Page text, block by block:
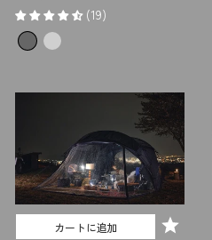
(19)
カートに追加